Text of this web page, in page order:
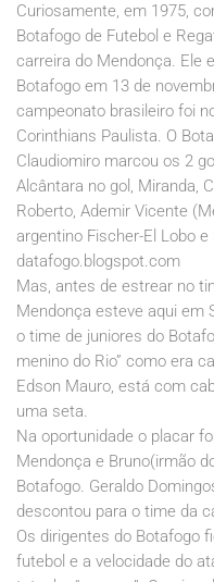
Curiosamente, em 1975,
Botafogo de Futebol e
carreira do Mendonça. Ele
Botafogo em 13 de
campeonato brasileiro foi
Corinthians Paulista. O
Claudiomiro marcou os 2
Alcântara no gol, Miranda,
Roberto, Ademir Vicente
argentino Fischer-El Lobo
datafogo.blogspot.com
Mas, antes de estrear no
Mendonça esteve aqui em
o time de juniores do
menino do Rio” como era
Edson Mauro, está com
uma seta.
Na oportunidade o placar
Mendonça e Bruno(irmão
Botafogo. Geraldo
descontou para o time da
Os dirigentes do Botafogo
futebol e a velocidade do